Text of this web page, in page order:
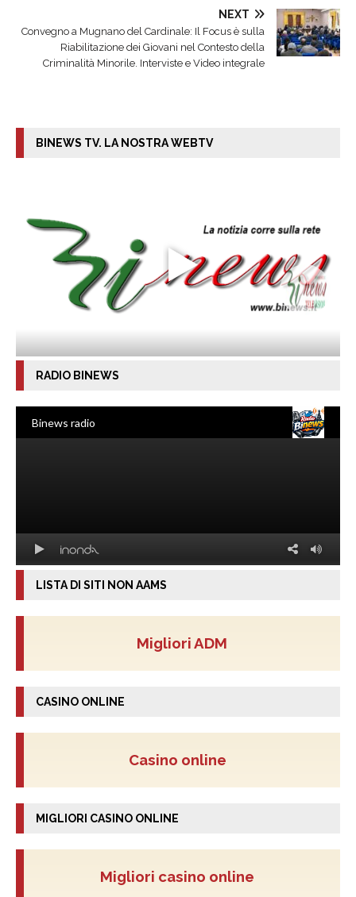
NEXT
Convegno a Mugnano del Cardinale: Il Focus è sulla
Riabilitazione dei Giovani nel Contesto della
Criminalità Minorile. Interviste e Video integrale
BINEWS TV. LA NOSTRA WEBTV
RADIO BINEWS
LISTA DI SITI NON AAMS
Migliori ADM
CASINO ONLINE
Casino online
MIGLIORI CASINO ONLINE
Migliori casino online